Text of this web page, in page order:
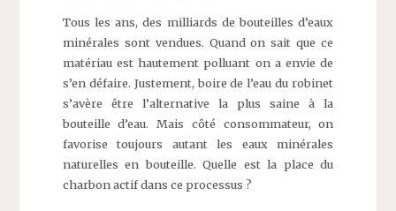
Tous les ans, des milliards de bouteilles d’eaux
minérales sont vendues. Quand on sait que ce
matériau est hautement polluant on a envie de
s’en défaire. Justement, boire de l’eau du robinet
s’avère être l’alternative la plus saine à la
bouteille d’eau. Mais côté consommateur, on
favorise toujours autant les eaux minérales
naturelles en bouteille. Quelle est la place du
charbon actif dans ce processus ?